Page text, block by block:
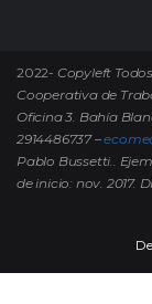
2022- Copyleft
Cooperativa de
Oficina 3. Bahía
2914486737 –
Pablo Bussetti..
de inicio: nov. 2017.